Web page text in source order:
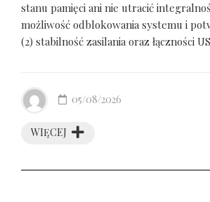
stanu pamięci ani nie utracić
możliwość odblokowania systemu i
(2) stabilność zasilania oraz łączności
WIĘCEJ
05/08/2026